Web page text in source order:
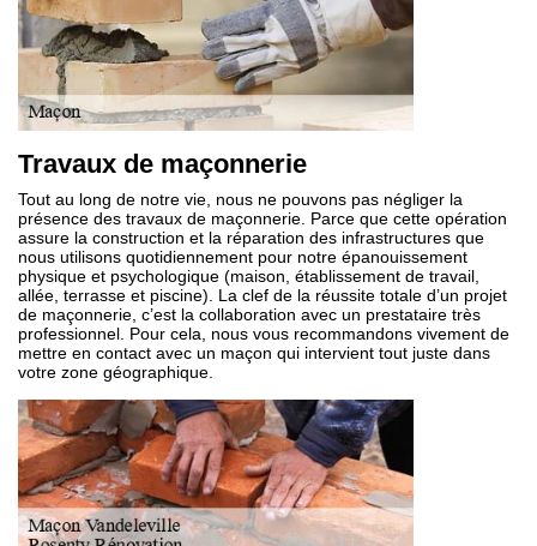
Travaux de maçonnerie
Tout au long de notre vie, nous ne pouvons pas négliger la
présence des travaux de maçonnerie. Parce que cette opération
assure la construction et la réparation des infrastructures que
nous utilisons quotidiennement pour notre épanouissement
physique et psychologique (maison, établissement de travail,
allée, terrasse et piscine). La clef de la réussite totale d’un projet
de maçonnerie, c’est la collaboration avec un prestataire très
professionnel. Pour cela, nous vous recommandons vivement de
mettre en contact avec un maçon qui intervient tout juste dans
votre zone géographique.